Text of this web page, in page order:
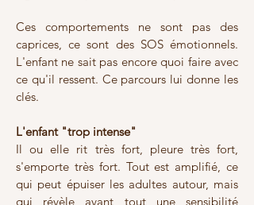
Ces comportements ne sont pas des
caprices, ce sont des SOS émotionnels.
L'enfant ne sait pas encore quoi faire avec
ce qu'il ressent. Ce parcours lui donne les
clés.
L'enfant "trop intense"
Il ou elle rit très fort, pleure très fort,
s'emporte très fort. Tout est amplifié, ce
qui peut épuiser les adultes autour, mais
qui révèle avant tout une sensibilité